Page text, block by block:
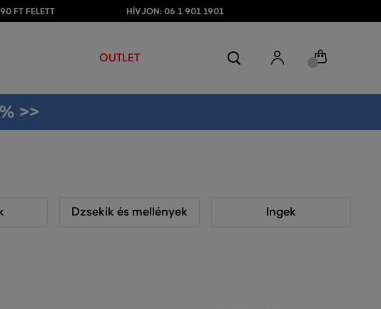
FT FELETT HÍVJON: 06 1 901 1901
OUTLET
>>
Dzsekik és mellények Ingek